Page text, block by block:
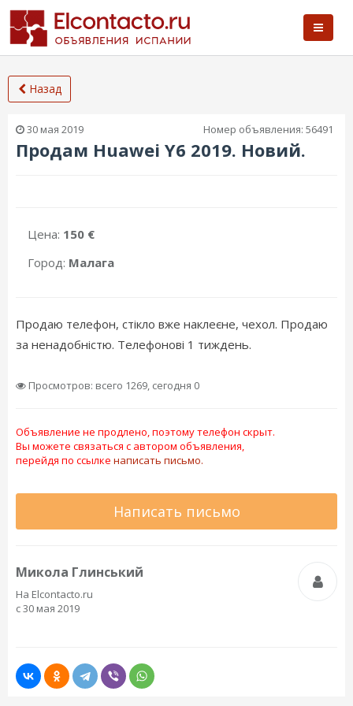
Назад
30 мая 2019 Номер объявления: 56491
Продам Huawei Y6 2019. Новий.
Цена: 150 €
Город: Малага
Продаю телефон, стікло вже наклеєне, чехол. Продаю
за ненадобністю. Телефонові 1 тиждень.
Просмотров: всего 1269, сегодня 0
Объявление не продлено, поэтому телефон скрыт.
Вы можете связаться с автором объявления,
перейдя по ссылке написать письмо.
Написать письмо
Микола Глинський
На Elcontacto.ru
с 30 мая 2019